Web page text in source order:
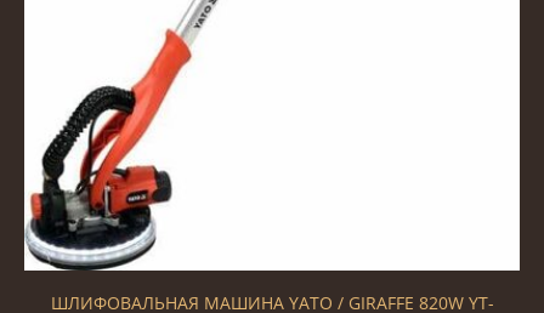
ШЛИФОВАЛЬНАЯ МАШИНА YATO / GIRAFFE 820W YT-